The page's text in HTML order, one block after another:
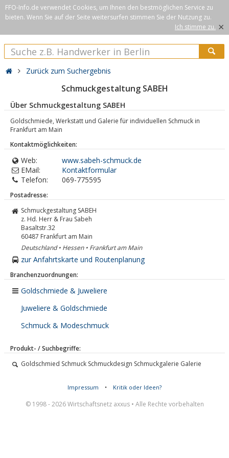
FFO-Info.de verwendet Cookies, um Ihnen den bestmöglichen Service zu
bieten. Wenn Sie auf der Seite weitersurfen stimmen Sie der Nutzung zu.
Ich stimme zu. ×
Zurück zum Suchergebnis
Schmuckgestaltung SABEH
Über Schmuckgestaltung SABEH
Goldschmiede, Werkstatt und Galerie für individuellen Schmuck in
Frankfurt am Main
Kontaktmöglichkeiten:
Web:
www.sabeh-schmuck.de
EMail:
Kontaktformular
Telefon:
069-775595
Postadresse:
Schmuckgestaltung SABEH
z. Hd. Herr & Frau Sabeh
Basaltstr.32
60487 Frankfurt am Main
Deutschland • Hessen • Frankfurt am Main
zur Anfahrtskarte und Routenplanung
Branchenzuordnungen:
Goldschmiede & Juweliere
Juweliere & Goldschmiede
Schmuck & Modeschmuck
Produkt- / Suchbegriffe:
Goldschmied Schmuck Schmuckdesign Schmuckgalerie Galerie
Impressum • Kritik oder Ideen?
© 1998 - 2026 Wirtschaftsnetz axxus • Alle Rechte vorbehalten